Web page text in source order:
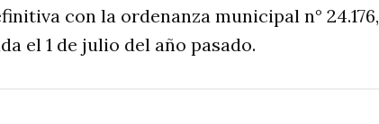
con la ordenanza municipal n° 24.176,
el 1 de julio del año pasado.